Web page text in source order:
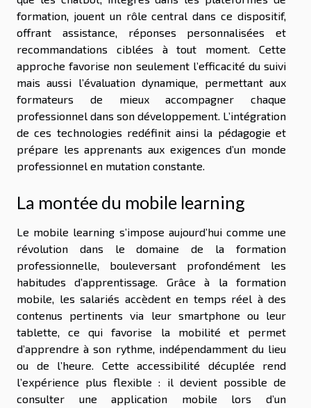
formation, jouent un rôle central dans ce dispositif,
offrant assistance, réponses personnalisées et
recommandations ciblées à tout moment. Cette
approche favorise non seulement l’efficacité du suivi
mais aussi l’évaluation dynamique, permettant aux
formateurs de mieux accompagner chaque
professionnel dans son développement. L’intégration
de ces technologies redéfinit ainsi la pédagogie et
prépare les apprenants aux exigences d’un monde
professionnel en mutation constante.
La montée du mobile learning
Le mobile learning s’impose aujourd’hui comme une
révolution dans le domaine de la formation
professionnelle, bouleversant profondément les
habitudes d’apprentissage. Grâce à la formation
mobile, les salariés accèdent en temps réel à des
contenus pertinents via leur smartphone ou leur
tablette, ce qui favorise la mobilité et permet
d’apprendre à son rythme, indépendamment du lieu
ou de l’heure. Cette accessibilité décuplée rend
l’expérience plus flexible : il devient possible de
consulter une application mobile lors d’un